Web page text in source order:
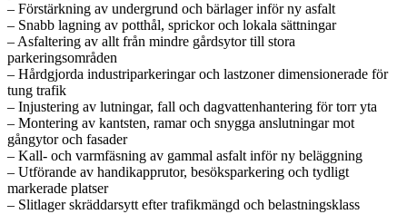
– Förstärkning av undergrund och bärlager inför ny asfalt
– Snabb lagning av potthål, sprickor och lokala sättningar
– Asfaltering av allt från mindre gårdsytor till stora
parkeringsområden
– Hårdgjorda industriparkeringar och lastzoner dimensionerade för
tung trafik
– Injustering av lutningar, fall och dagvattenhantering för torr yta
– Montering av kantsten, ramar och snygga anslutningar mot
gångytor och fasader
– Kall- och varmfäsning av gammal asfalt inför ny beläggning
– Utförande av handikapprutor, besöksparkering och tydligt
markerade platser
– Slitlager skräddarsytt efter trafikmängd och belastningsklass